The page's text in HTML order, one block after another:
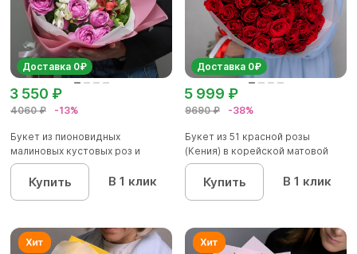
Доставка 0₽
4060 ₽ -13%
3 550 ₽
Букет из пионовидных
малиновых кустовых роз и
альстроме...
Купить В 1 клик
Доставка 0₽
9690 ₽ -38%
5 999 ₽
Букет из 51 красной розы
(Кения) в корейской матовой
уп...
Купить В 1 клик